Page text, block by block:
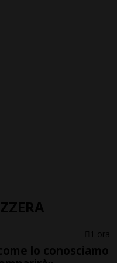
1 ora
lo conosciamo